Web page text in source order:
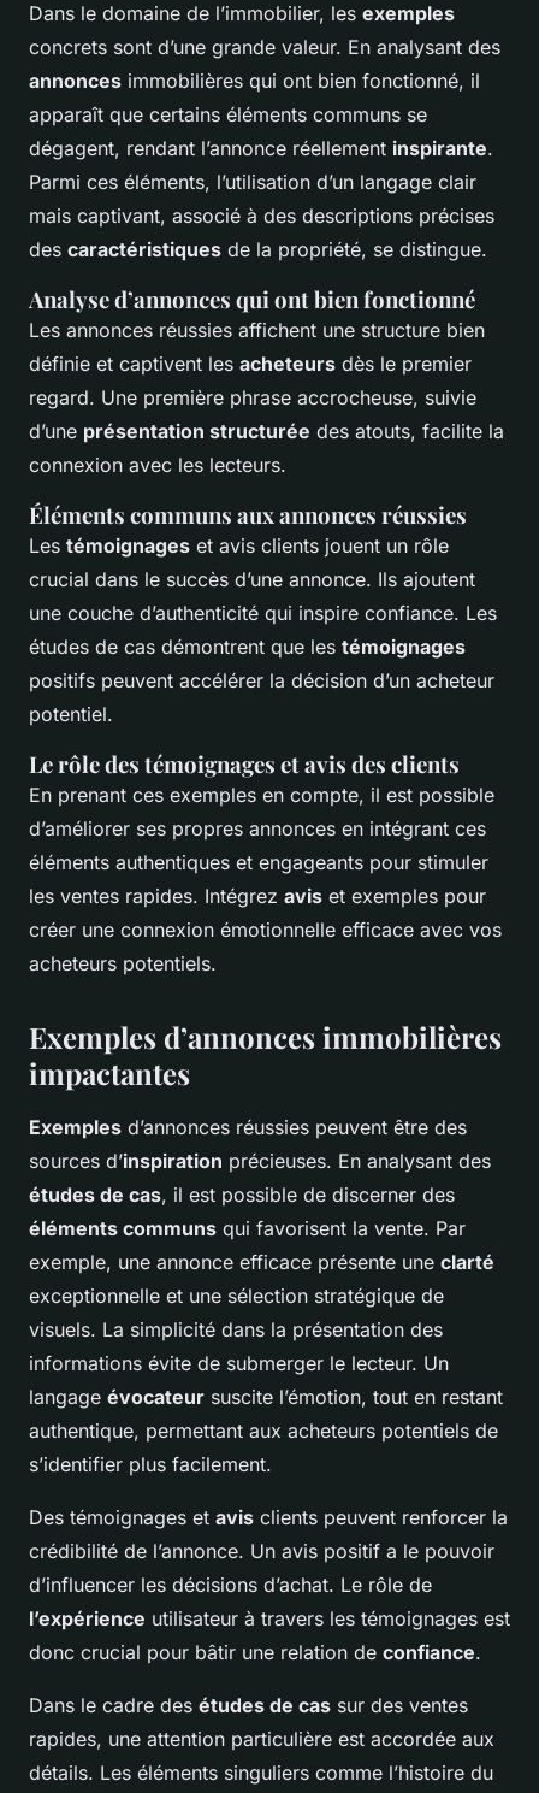
Dans le domaine de l’immobilier, les exemples
concrets sont d’une grande valeur. En analysant des
annonces immobilières qui ont bien fonctionné, il
apparaît que certains éléments communs se
dégagent, rendant l’annonce réellement inspirante.
Parmi ces éléments, l’utilisation d’un langage clair
mais captivant, associé à des descriptions précises
des caractéristiques de la propriété, se distingue.
Analyse d’annonces qui ont bien fonctionné
Les annonces réussies affichent une structure bien
définie et captivent les acheteurs dès le premier
regard. Une première phrase accrocheuse, suivie
d’une présentation structurée des atouts, facilite la
connexion avec les lecteurs.
Éléments communs aux annonces réussies
Les témoignages et avis clients jouent un rôle
crucial dans le succès d’une annonce. Ils ajoutent
une couche d’authenticité qui inspire confiance. Les
études de cas démontrent que les témoignages
positifs peuvent accélérer la décision d’un acheteur
potentiel.
Le rôle des témoignages et avis des clients
En prenant ces exemples en compte, il est possible
d’améliorer ses propres annonces en intégrant ces
éléments authentiques et engageants pour stimuler
les ventes rapides. Intégrez avis et exemples pour
créer une connexion émotionnelle efficace avec vos
acheteurs potentiels.
Exemples d’annonces immobilières
impactantes
Exemples d’annonces réussies peuvent être des
sources d’inspiration précieuses. En analysant des
études de cas, il est possible de discerner des
éléments communs qui favorisent la vente. Par
exemple, une annonce efficace présente une clarté
exceptionnelle et une sélection stratégique de
visuels. La simplicité dans la présentation des
informations évite de submerger le lecteur. Un
langage évocateur suscite l’émotion, tout en restant
authentique, permettant aux acheteurs potentiels de
s’identifier plus facilement.
Des témoignages et avis clients peuvent renforcer la
crédibilité de l’annonce. Un avis positif a le pouvoir
d’influencer les décisions d’achat. Le rôle de
l’expérience utilisateur à travers les témoignages est
donc crucial pour bâtir une relation de confiance.
Dans le cadre des études de cas sur des ventes
rapides, une attention particulière est accordée aux
détails. Les éléments singuliers comme l’histoire du